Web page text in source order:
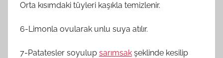
Orta kısımdaki tüyleri kaşıkla temizlenir.
6-Limonla ovularak unlu suya atılır.
7-Patatesler soyulup sarımsak şeklinde kesilip